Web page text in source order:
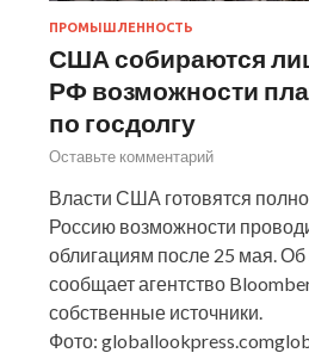
ПРОМЫШЛЕННОСТЬ
США собираются
РФ возможности
по госдолгу
Оставьте комментарий
Власти США готовятся
Россию возможности
облигациям после 25 мая. Об
сообщает агентство
собственные источники.
Фото: